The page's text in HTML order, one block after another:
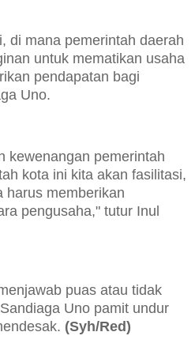
di mana pemerintah daerah
untuk mematikan usaha
pendapatan bagi
Uno.
kewenangan pemerintah
kota ini kita akan fasilitasi,
harus memberikan
pengusaha," tutur Inul
puas atau tidak
Uno pamit undur
(Syh/Red)